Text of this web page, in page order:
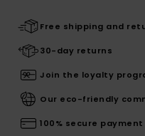
Free shipping and
30-day returns
Join the loyalty
Our eco-friendly
100% secure payment